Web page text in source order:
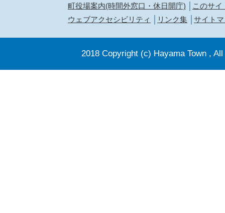
町役場案内(時間外窓口・休日開庁)
このサイ
ウェブアクセシビリティ
リンク集 サイト
2018 Copyright (c) Hayama Town ,